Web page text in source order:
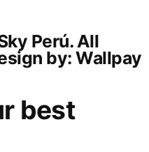
Perú. All
by: Wallpay
best